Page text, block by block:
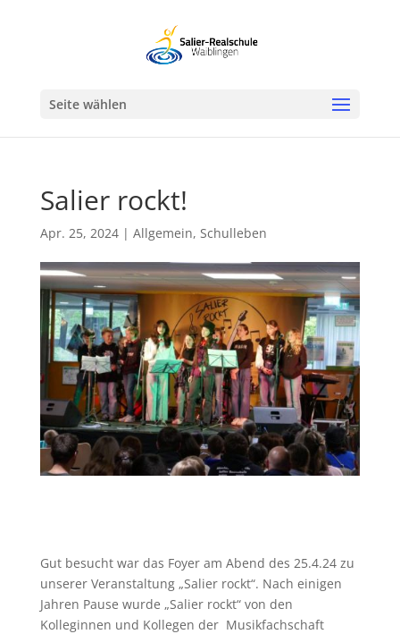
Seite wählen
Salier rockt!
Apr. 25, 2024| Allgemein, Schulleben
Gut besucht war das Foyer am Abend des 25.4.24 zu
unserer Veranstaltung „Salier rockt“. Nach einigen
Jahren Pause wurde „Salier rockt“ von den
Kolleginnen und Kollegen der Musikfachschaft